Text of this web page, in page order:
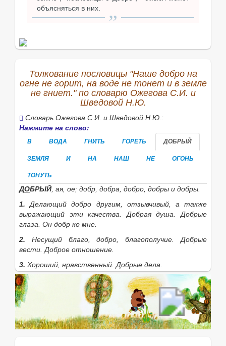
объясняться в них.
Толкование пословицы "Наше добро на
огне не горит, на воде не тонет и в земле
не гниет." по словарю Ожегова С.И. и
Шведовой Н.Ю.
Словарь Ожегова С.И. и Шведовой Н.Ю.:
Нажмите на слово:
В ВОДА ГНИТЬ ГОРЕТЬ ДОБРЫЙ
ЗЕМЛЯ И НА НАШ НЕ ОГОНЬ
ТОНУТЬ
ДОБРЫЙ, ая, ое; добр, добра, добро, добры и добры.
1. Делающий добро другим, отзывчивый, а также
выражающий эти качества.Добрая душа. Добрые
глаза. Он добр ко мне.
2. Несущий благо, добро, благополучие.Добрые
вести. Доброе отношение.
3. Хороший, нравственный.Добрые дела.
4.Дружески близкий, милый.Наши добрые друзья.
Мой д. знакомый.
5. Хороший, отличный. В добром здоровьекто-н.
(вполне здоров). Д. конь. Д. товар. Д. молодец.
Добрая традиция. Доброе старое время (о прошлом;